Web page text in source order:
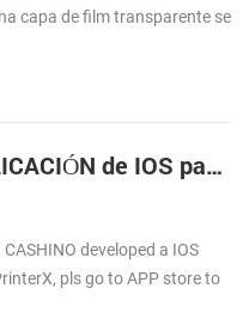
capa de film transparente se
La introducción de la APLICACIÓN de IOS para móviles, impresoras
developed a IOS
pls go to APP store to